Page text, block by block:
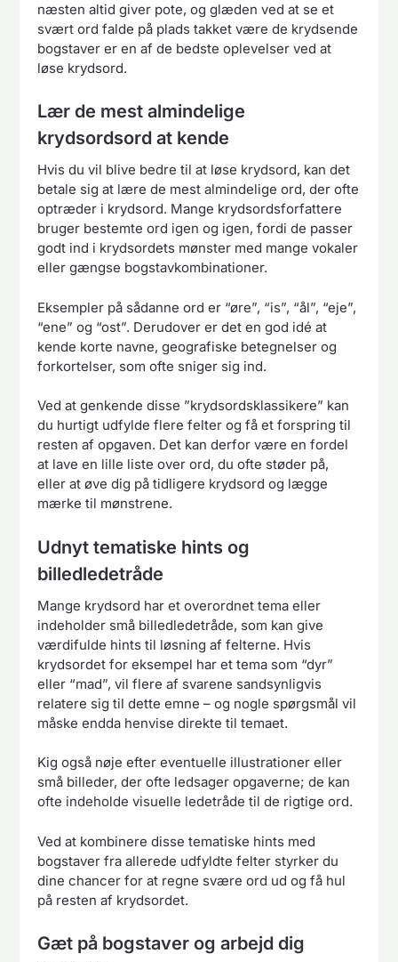
næsten altid giver pote, og glæden ved at se et
svært ord falde på plads takket være de krydsende
bogstaver er en af de bedste oplevelser ved at
løse krydsord.
Lær de mest almindelige
krydsordsord at kende
Hvis du vil blive bedre til at løse krydsord, kan det
betale sig at lære de mest almindelige ord, der ofte
optræder i krydsord. Mange krydsordsforfattere
bruger bestemte ord igen og igen, fordi de passer
godt ind i krydsordets mønster med mange vokaler
eller gængse bogstavkombinationer.
Eksempler på sådanne ord er “øre”, “is”, “ål”, “eje”,
“ene” og “ost”. Derudover er det en god idé at
kende korte navne, geografiske betegnelser og
forkortelser, som ofte sniger sig ind.
Ved at genkende disse ”krydsordsklassikere” kan
du hurtigt udfylde flere felter og få et forspring til
resten af opgaven. Det kan derfor være en fordel
at lave en lille liste over ord, du ofte støder på,
eller at øve dig på tidligere krydsord og lægge
mærke til mønstrene.
Udnyt tematiske hints og
billedledetråde
Mange krydsord har et overordnet tema eller
indeholder små billedledetråde, som kan give
værdifulde hints til løsning af felterne. Hvis
krydsordet for eksempel har et tema som “dyr”
eller “mad”, vil flere af svarene sandsynligvis
relatere sig til dette emne – og nogle spørgsmål vil
måske endda henvise direkte til temaet.
Kig også nøje efter eventuelle illustrationer eller
små billeder, der ofte ledsager opgaverne; de kan
ofte indeholde visuelle ledetråde til de rigtige ord.
Ved at kombinere disse tematiske hints med
bogstaver fra allerede udfyldte felter styrker du
dine chancer for at regne svære ord ud og få hul
på resten af krydsordet.
Gæt på bogstaver og arbejd dig